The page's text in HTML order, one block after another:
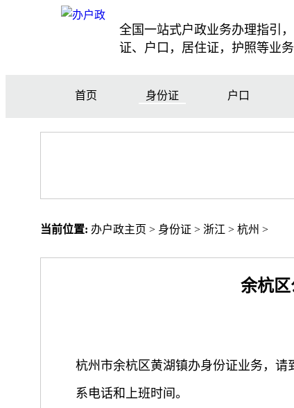
全国一站式户政业务办理指引
证、户口，居住证，护照等业务
首页 身份证 户口
当前位置: 办户政主页 > 身份证 > 浙江 > 杭州 >
余杭
杭州市余杭区黄湖镇办身份证业务，
系电话和上班时间。